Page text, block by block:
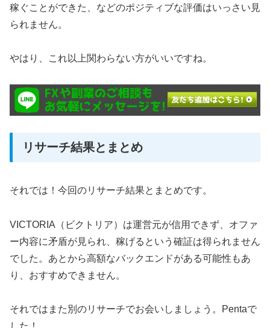
稼ぐことができた、などのポジティブな評価はいっさい見
られません。
やはり、これ以上関わらない方がいいですね。
リサーチ結果とまとめ
それでは！今回のリサーチ結果とまとめです。
VICTORIA（ビクトリア）は運営元が信用できず、オファ
ー内容に矛盾が見られ、稼げるという確証は得られません
でした。あとから高額なバックエンドがある可能性もあ
り、おすすめできません。
それではまた別のリサーチでお会いしましょう。Pentaで